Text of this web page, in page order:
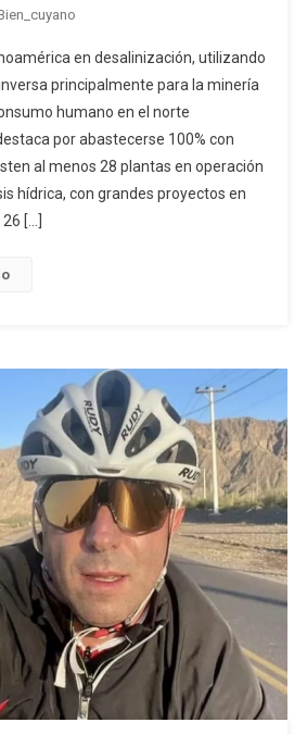
en desalinización, utilizando
principalmente para la minería
humano en el norte
por abastecerse 100% con
al menos 28 plantas en operación
hídrica, con grandes proyectos en
[…]